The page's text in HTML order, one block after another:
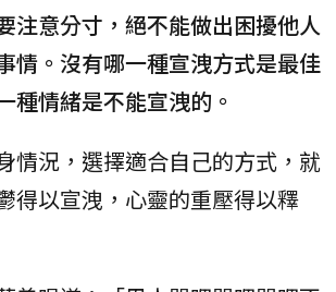
注意分寸，絕不能做出困擾他人
情。沒有哪一種宣洩方式是最佳
種情緒是不能宣洩的。
情況，選擇適合自己的方式，就
得以宣洩，心靈的重壓得以釋